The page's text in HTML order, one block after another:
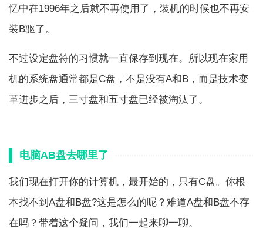
忆中在1996年之后就不再使用了，装机的时候也不再安
装B驱了。
不过设定盘符的习惯就一直保存到现在。所以现在家用
机的系统盘通常都是C盘，不是没有A和B，而是技术变
革进步之后，三寸盘和五寸盘已经被淘汰了。
电脑AB盘去哪里了
我们现在打开你的计算机，最开始的，只有C盘。你根
本找不到A盘和B盘?这是怎么的呢？难道A盘和B盘不存
在吗？带着这个疑问，我们一起来聊一聊。